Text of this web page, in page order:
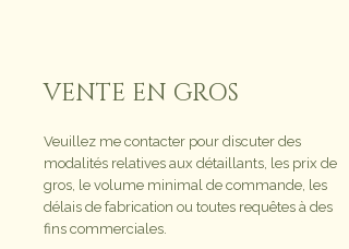
VENTE EN GROS
Veuillez me contacter pour discuter des
modalités relatives aux détaillants, les prix de
gros, le volume minimal de commande, les
délais de fabrication ou toutes requêtes à des
fins commerciales.